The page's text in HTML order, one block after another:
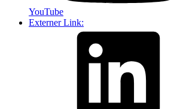
YouTube
Externer Link: